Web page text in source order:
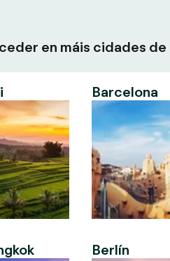
en máis cidades de
Barcelona
Berlín